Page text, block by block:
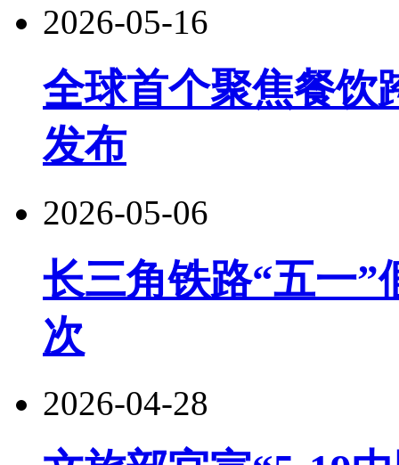
2026-05-16
全球首个聚焦餐饮
发布
2026-05-06
长三角铁路“五一”
次
2026-04-28